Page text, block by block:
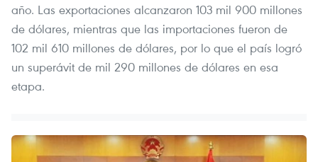
año. Las exportaciones alcanzaron 103 mil 900 millones
de dólares, mientras que las importaciones fueron de
102 mil 610 millones de dólares, por lo que el país logró
un superávit de mil 290 millones de dólares en esa
etapa.